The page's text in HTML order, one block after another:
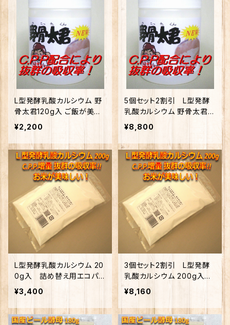
L型発酵乳酸カルシウム 野
骨太君120g入 ご飯が美味
しいカルシウム
¥2,200
5個セット2割引 L型発酵
乳酸カルシウム 野骨太君12
0g入 ご飯が美味しいカル
シウム
¥8,800
L型発酵乳酸カルシウム 20
0g入 詰め替え用エコパッ
ク クリックポスト便配送
¥3,400
3個セット2割引 L型発酵
乳酸カルシウム 200g入
詰め替え用エコパック
¥8,160